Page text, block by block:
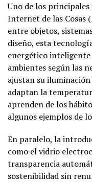
Uno de los
Internet de las Cosas
entre objetos,
diseño, esta
energético inteligente
ambientes según las
ajustan su
adaptan la
aprenden de los
algunos ejemplos de
En paralelo, la
como el vidrio
transparencia
sostenibilidad sin